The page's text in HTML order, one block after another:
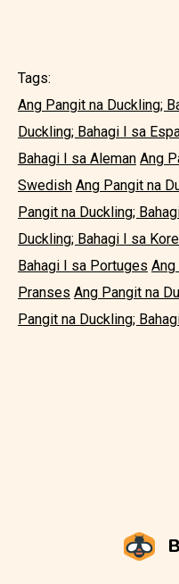
Tags:
Ang Pangit na Duckling;
Duckling; Bahagi I sa
Bahagi I sa Aleman Ang
Swedish Ang Pangit na
Pangit na Duckling;
Duckling; Bahagi I sa
Bahagi I sa Portuges Ang
Pranses Ang Pangit na
Pangit na Duckling;